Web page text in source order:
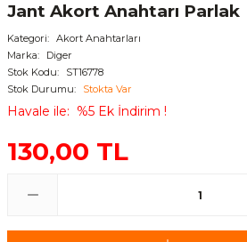
Jant Akort Anahtarı Parlak
Kategori
Akort Anahtarları
Marka
Diger
Stok Kodu
ST16778
Stok Durumu
Stokta Var
Havale ile %5 Ek İndirim !
130,00 TL